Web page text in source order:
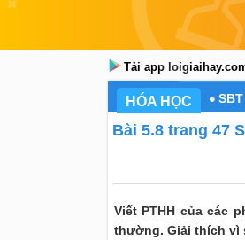
Tải app
HÓA HỌC
Bài 5.8 trang 47
Viết PTHH của các
thường. Giải thích vì